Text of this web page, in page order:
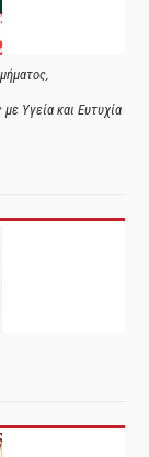
Υγεία και Ευτυχία